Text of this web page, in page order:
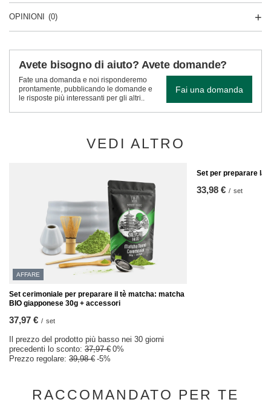
OPINIONI (0)
Avete bisogno di aiuto? Avete domande?
Fate una domanda e noi risponderemo
prontamente, pubblicando le domande e
le risposte più interessanti per gli altri..
Fai una domanda
VEDI ALTRO
AFFARE
Set cerimoniale per preparare il tè matcha: matcha
BIO giapponese 30g + accessori
37,97 € / set
Il prezzo del prodotto più basso nei 30 giorni
precedenti lo sconto: 37,97 € 0%
Prezzo regolare: 39,98 € -5%
Set per preparare la
33,98 € / set
RACCOMANDATO PER TE